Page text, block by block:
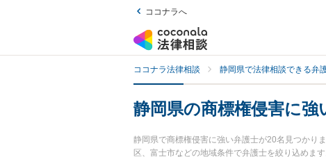
ココナラへ
ココナラ法律相談 静岡県で法律相談できる弁
静岡県の商標権侵害に強
静岡県で商標権侵害に強い弁護士が20名見つかり
区、富士市などの地域条件で弁護士を絞り込めま